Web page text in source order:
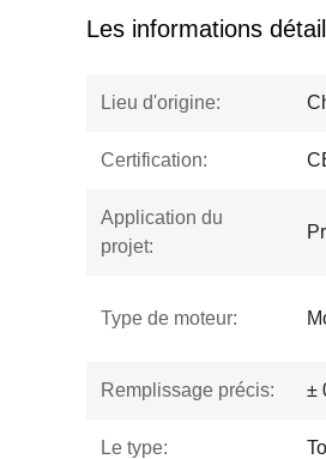
Les informations
Lieu d'origine:
Certification:
Application du
projet:
Type de moteur:
Remplissage précis: ±
Le type: